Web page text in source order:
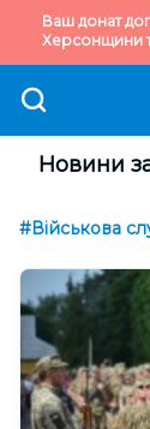
Ваш донат
Херсонщини
Новини
#Військова